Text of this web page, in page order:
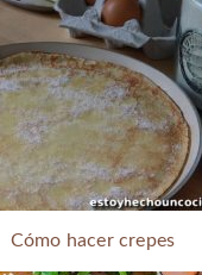
Cómo hacer crepes